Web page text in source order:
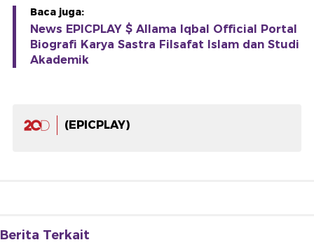
Baca juga:
News EPICPLAY $ Allama Iqbal Official Portal
Biografi Karya Sastra Filsafat Islam dan Studi
Akademik
(EPICPLAY)
Berita Terkait